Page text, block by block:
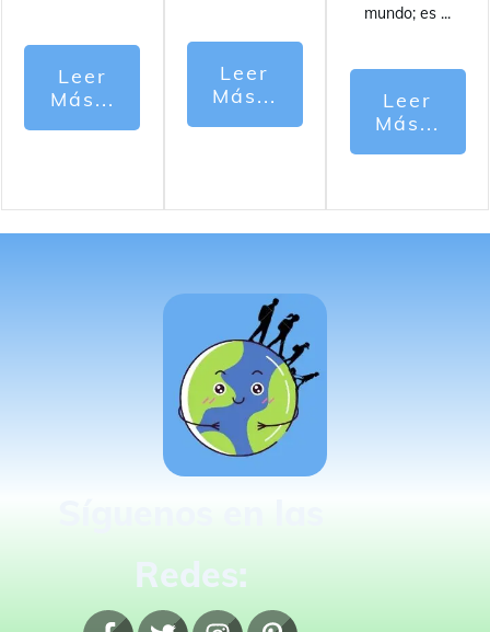
Leer
Más...
Leer
Más...
mundo; es ...
Leer
Más...
Redes: